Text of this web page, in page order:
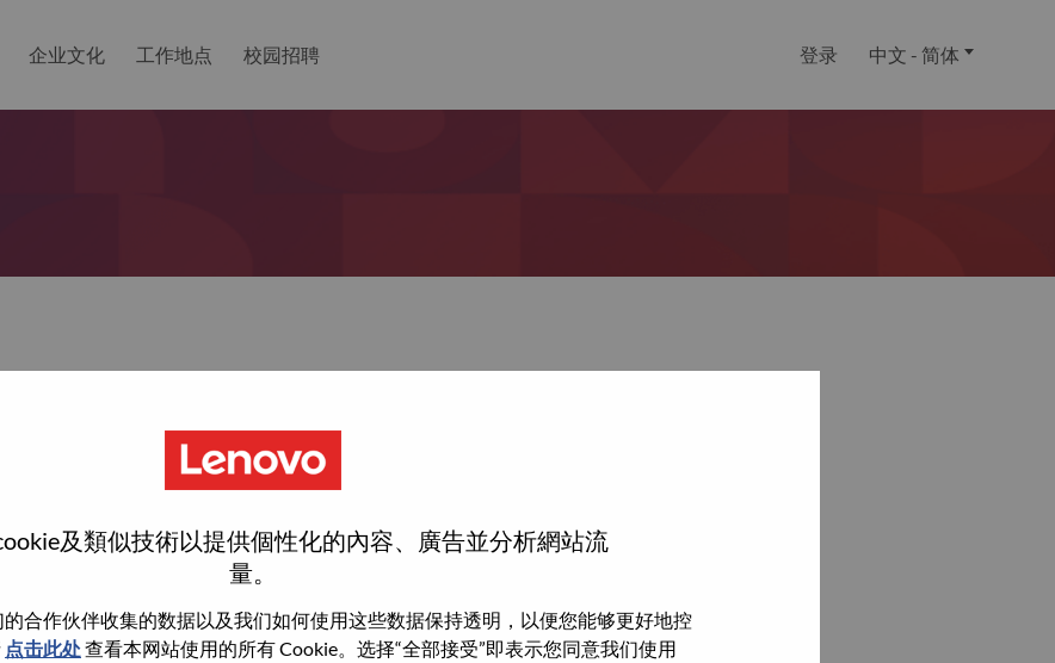
及類似技術以提供個性化的內容、廣告並分析網站流
量。
合作伙伴收集的数据以及我们如何使用这些数据保持透明，以便您能够更好地控
点击此处查看本网站使用的所有 Cookie。选择“全部接受”即表示您同意我们使用
企业文化 工作地点 校园招聘 登录 中文 - 简体
with your account, then click "Continue".
链接以重置您的密码。
继续